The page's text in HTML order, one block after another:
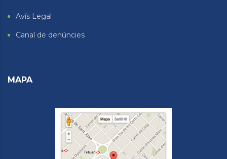
Avís Legal
Canal de denúncies
MAPA